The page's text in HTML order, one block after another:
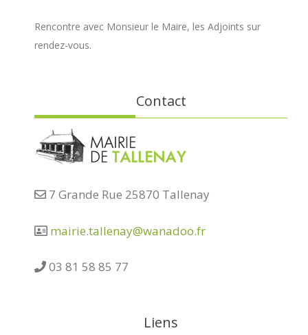
Rencontre avec Monsieur le Maire, les Adjoints sur
rendez-vous.
Contact
7 Grande Rue 25870 Tallenay
mairie.tallenay@wanadoo.fr
03 81 58 85 77
Liens